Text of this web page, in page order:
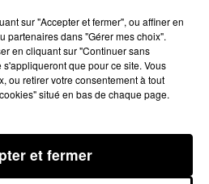
voudrais exprimer mes regrets
donné une arme à Mohamed et
Pour le reste, je ne suis pas un
à Toulouse, où il a grandi,
sur "Accepter et fermer", ou affiner en
partenaires dans "Gérer mes choix".
en cliquant sur "Continuer sans
que pour ce site. Vous
ou retirer votre consentement à tout
situé en bas de chaque page.
et fermer